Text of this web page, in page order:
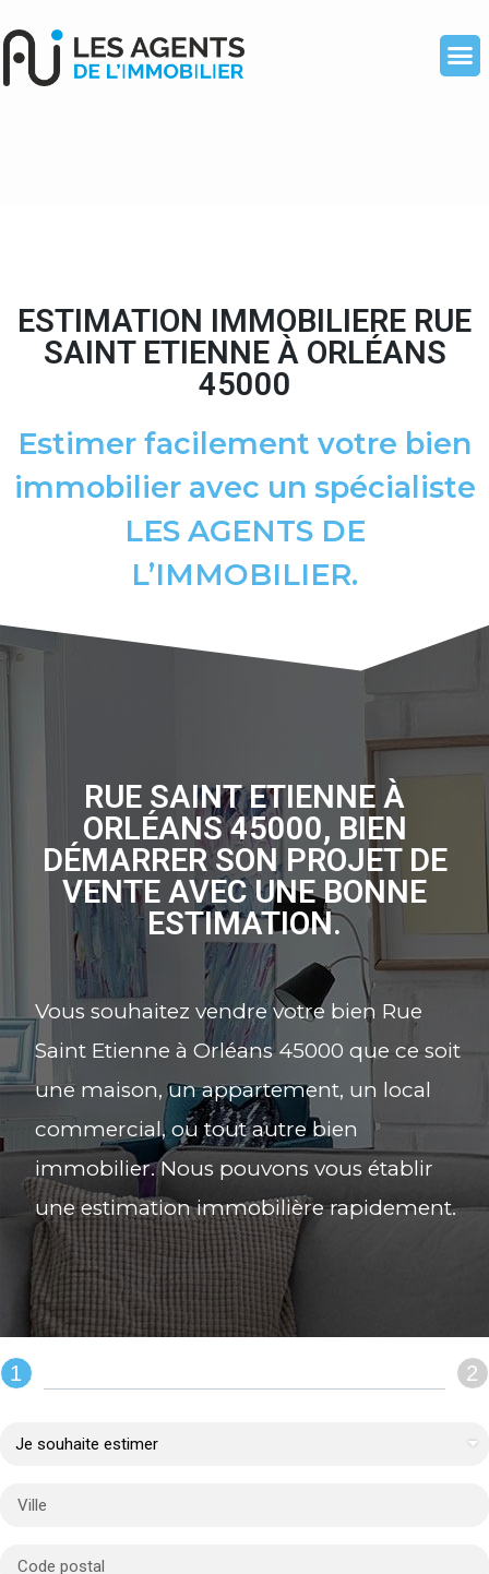
ESTIMATION IMMOBILIERE RUE
SAINT ETIENNE À ORLÉANS
45000
Estimer facilement votre bien
immobilier avec un spécialiste
LES AGENTS DE
L’IMMOBILIER.
RUE SAINT ETIENNE À
ORLÉANS 45000, BIEN
DÉMARRER SON PROJET DE
VENTE AVEC UNE BONNE
ESTIMATION.
Vous souhaitez vendre votre bien Rue
Saint Etienne à Orléans 45000 que ce soit
une maison, un appartement, un local
commercial, ou tout autre bien
immobilier. Nous pouvons vous établir
une estimation immobilière rapidement.
REMPLIR LE FORMULAIRE :
1 2